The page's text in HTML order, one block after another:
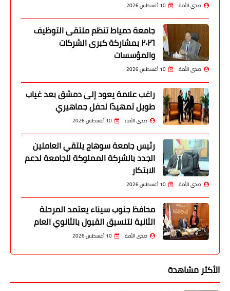
صدى الأمة 10 أغسطس 2026
جامعة دمياط تنظم ملتقى التوظيف
٢٠٢٦ بمشاركة كبرى الشركات
والمؤسسات
صدى الأمة 10 أغسطس 2026
راغب علامة يعود إلى دمشق بعد غياب
طويل تمهيدًا لحفل جماهيري
صدى الأمة 10 أغسطس 2026
رئيس جامعة سوهاج يلتقي العاملين
الجدد بالشركة المملوكة للجامعة لدعم
الابتكار
صدى الأمة 10 أغسطس 2026
محافظ جنوب سيناء يعتمد المرحلة
الثانية لتنسيق القبول بالثانوي العام
صدى الأمة 10 أغسطس 2026
الأكثر مشاهدة